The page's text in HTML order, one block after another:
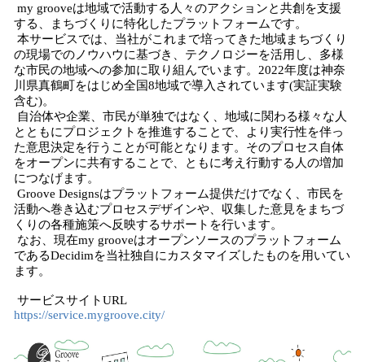
my grooveは地域で活動する人々のアクションと共創を支援
する、まちづくりに特化したプラットフォームです。
本サービスでは、当社がこれまで培ってきた地域まちづくり
の現場でのノウハウに基づき、テクノロジーを活用し、多様
な市民の地域への参加に取り組んでいます。2022年度は神奈
川県真鶴町をはじめ全国8地域で導入されています(実証実験
含む)。
自治体や企業、市民が単独ではなく、地域に関わる様々な人
とともにプロジェクトを推進することで、より実行性を伴っ
た意思決定を行うことが可能となります。そのプロセス自体
をオープンに共有することで、ともに考え行動する人の増加
につなげます。
Groove Designsはプラットフォーム提供だけでなく、市民を
活動へ巻き込むプロセスデザインや、収集した意見をまちづ
くりの各種施策へ反映するサポートを行います。
なお、現在my grooveはオープンソースのプラットフォーム
であるDecidimを当社独自にカスタマイズしたものを用いてい
ます。
サービスサイトURL
https://service.mygroove.city/